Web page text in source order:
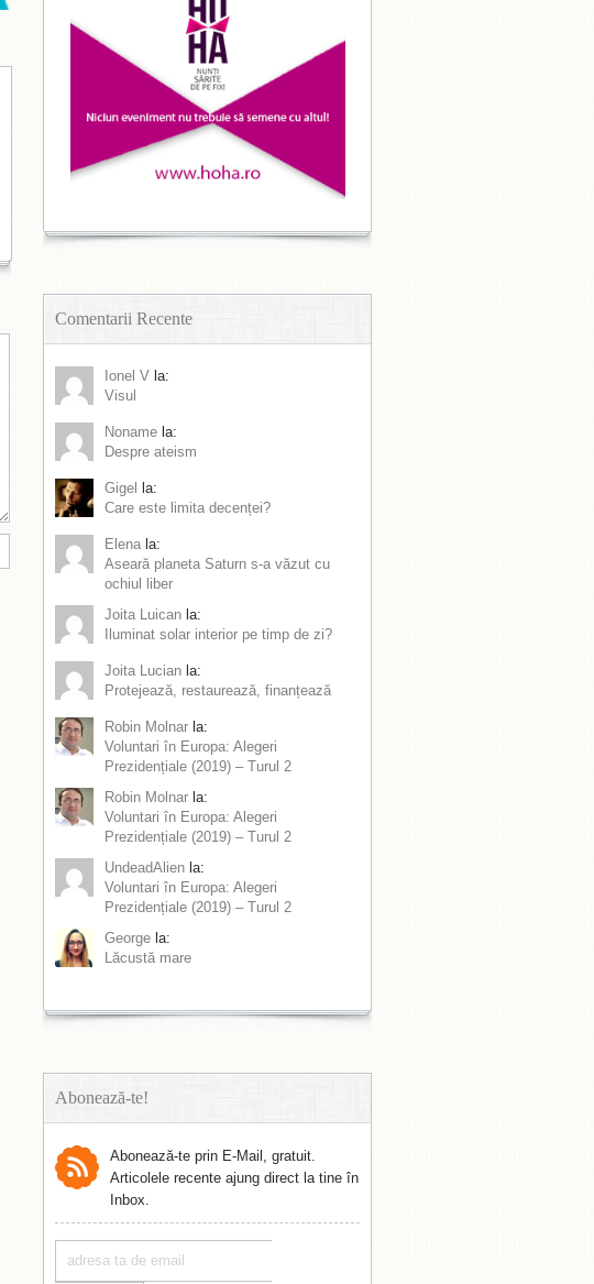
Comentarii Recente
Ionel V la:
Visul
Noname la:
Despre ateism
Gigel
la:
Care este limita decenței?
Elena la:
Aseară planeta Saturn s-a văzut cu
ochiul liber
Joita Luican la:
Iluminat solar interior pe timp de zi?
Joita Lucian la:
Protejează, restaurează, finanțează
Robin Molnar la:
Voluntari în Europa: Alegeri
Prezidențiale (2019) – Turul 2
Robin Molnar la:
Voluntari în Europa: Alegeri
Prezidențiale (2019) – Turul 2
UndeadAlien la:
Voluntari în Europa: Alegeri
Prezidențiale (2019) – Turul 2
George la:
Lăcustă mare
Abonează-te!
Abonează-te prin E-Mail, gratuit.
Articolele recente ajung direct la tine în
Inbox.